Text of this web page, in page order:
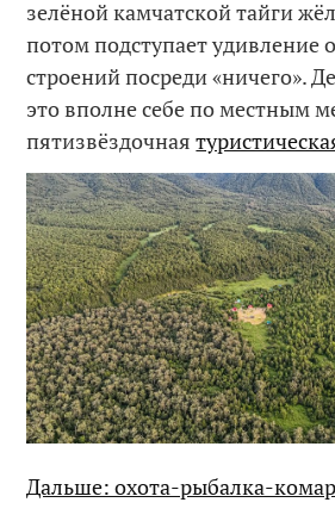
зелёной камчатской тайги
потом подступает удивление
строений посреди «ничего».
это вполне себе по местным
пятизвёздочная
Дальше: охота-рыбалка-